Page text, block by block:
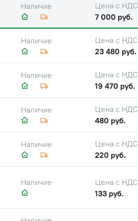
Наличие
Цена с НДС
7 000 руб.
Наличие
Цена с НДС
23 480 руб.
Наличие
Цена с НДС
19 470 руб.
Наличие
Цена с НДС
480 руб.
Наличие
Цена с НДС
220 руб.
Наличие
Цена с НДС
133 руб.